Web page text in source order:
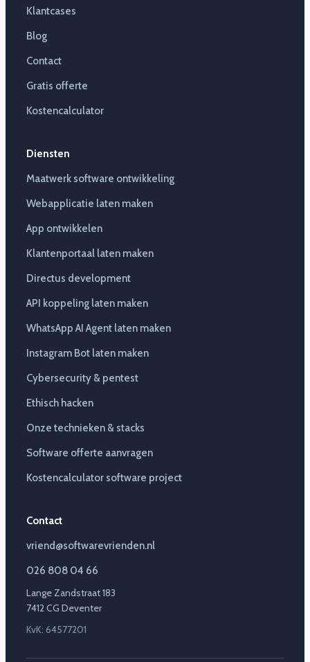
Klantcases
Blog
Contact
Gratis offerte
Kostencalculator
Diensten
Maatwerk software ontwikkeling
Webapplicatie laten maken
App ontwikkelen
Klantenportaal laten maken
Directus development
API koppeling laten maken
WhatsApp AI Agent laten maken
Instagram Bot laten maken
Cybersecurity & pentest
Ethisch hacken
Onze technieken & stacks
Software offerte aanvragen
Kostencalculator software project
Contact
vriend@softwarevrienden.nl
026 808 04 66
Lange Zandstraat 183
7412 CG Deventer
KvK: 64577201